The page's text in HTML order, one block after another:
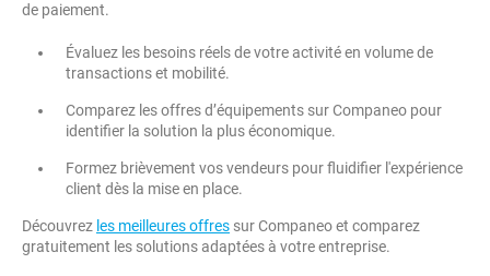
de paiement.
Évaluez les besoins réels de votre activité en volume de
transactions et mobilité.
Comparez les offres d’équipements sur Companeo pour
identifier la solution la plus économique.
Formez brièvement vos vendeurs pour fluidifier l'expérience
client dès la mise en place.
Découvrez les meilleures offres sur Companeo et comparez
gratuitement les solutions adaptées à votre entreprise.